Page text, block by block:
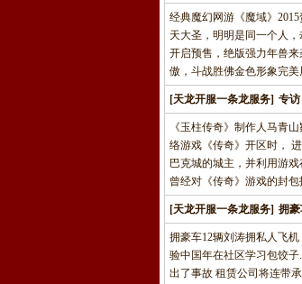
经典魔幻网游《魔域》
天大圣，明明是同一个人
开启预售，绝版强力年兽
傲，斗战胜佛金色形象完美
[天龙开服一条龙服务] 专
《玉柱传奇》制作人马青
络游戏《传奇》开区时，
巴克城的城主，并利用游
曾经对《传奇》游戏的封包
[天龙开服一条龙服务] 拥
拥豪车12辆刘涛拥私人飞
验中国年在社区学习包饺
出了事故 租赁公司将连带